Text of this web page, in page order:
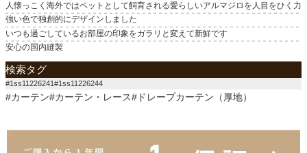
人懐っこく海外ではペットとして飼育される愛らしいアルマジロを人目をひく力
強い色で独創的にデザインしました
いつも過ごしているお部屋の印象をガラリと変えて新鮮です
安心の国内縫製
検索タグ
#1ss11226241#1ss11226244
#カーテン#カーテン・レース#ドレープカーテン（厚地）